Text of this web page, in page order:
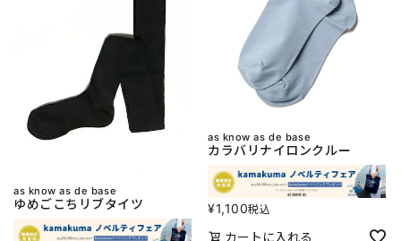
as know as de base
ゆめごこちリブタイツ
as know as de base
カラバリナイロンクルー
¥1,100税込
カートに入れる